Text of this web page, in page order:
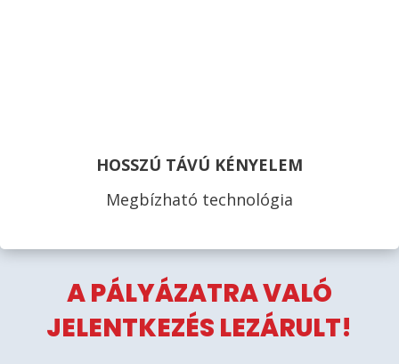
HOSSZÚ TÁVÚ KÉNYELEM
Megbízható technológia
A PÁLYÁZATRA VALÓ
JELENTKEZÉS LEZÁRULT!